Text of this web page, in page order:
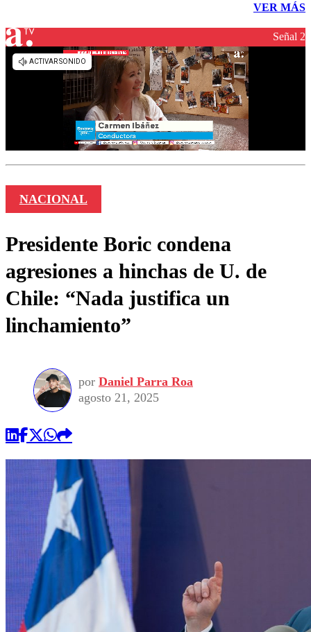
VER MÁS
Señal 2
NACIONAL
Presidente Boric condena
agresiones a hinchas de U. de
Chile: “Nada justifica un
linchamiento”
por Daniel Parra Roa
agosto 21, 2025